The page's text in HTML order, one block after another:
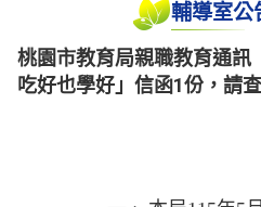
輔導室公
桃園市教育局親職教育通訊
吃好也學好」信函1份，請